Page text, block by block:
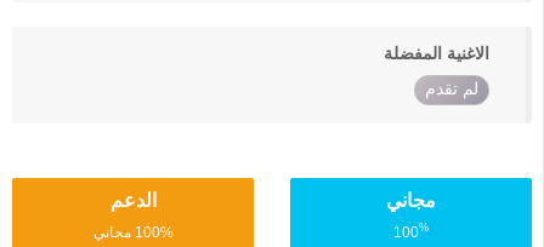
الاغنية المفضلة
لم تقدم
مجاني
100%
الدعم
100% مجاني